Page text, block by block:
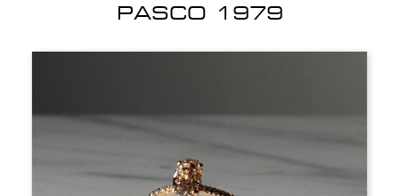
PASCO 1979